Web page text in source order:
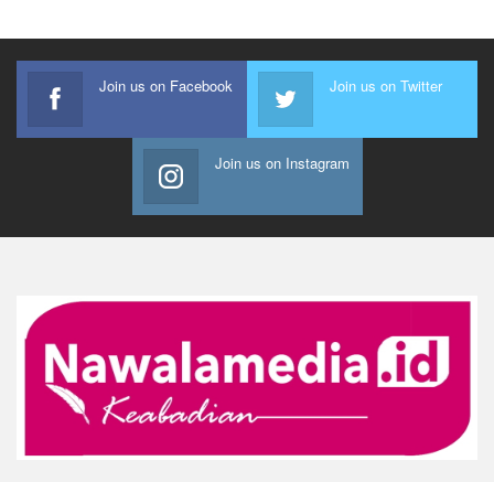
Join us on Facebook Join us on Twitter
Join us on Instagram